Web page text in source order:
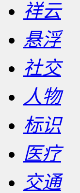
祥云
悬浮
社交
人物
标识
医疗
交通